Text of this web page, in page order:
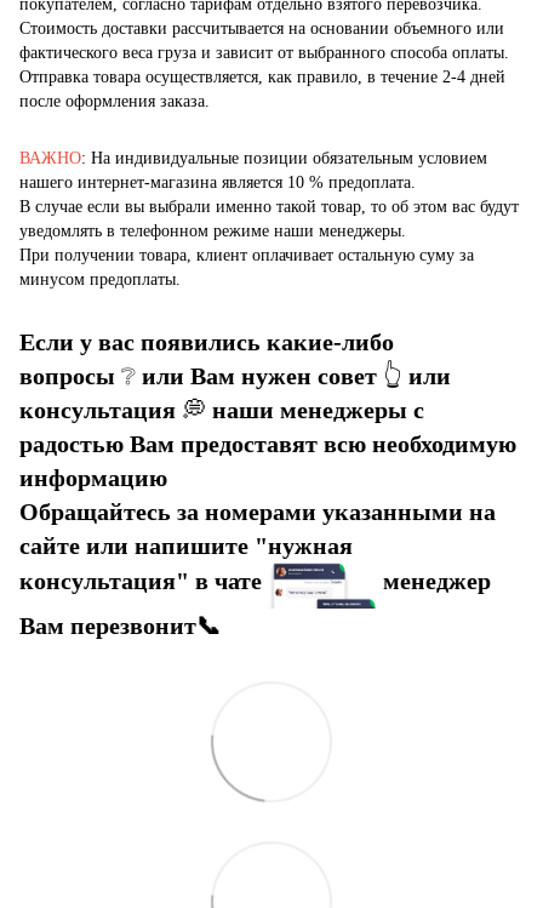
покупателем, согласно тарифам отдельно взятого перевозчика.
Стоимость доставки рассчитывается на основании объемного или
фактического веса груза и зависит от выбранного способа оплаты.
Отправка товара осуществляется, как правило, в течение 2-4 дней
после оформления заказа.
ВАЖНО: На индивидуальные позиции обязательным условием
нашего интернет-магазина является 10 % предоплата.
В случае если вы выбрали именно такой товар, то об этом вас будут
уведомлять в телефонном режиме наши менеджеры.
При получении товара, клиент оплачивает остальную суму за
минусом предоплаты.
Если у вас появились какие-либо
вопросы ❔ или Вам нужен совет 👆 или
консультация 💭 наши менеджеры с
радостью Вам предоставят всю необходимую
информацию
Обращайтесь за номерами указанными на
сайте или напишите "нужная
консультация" в чате
менеджер
Вам перезвонит📞